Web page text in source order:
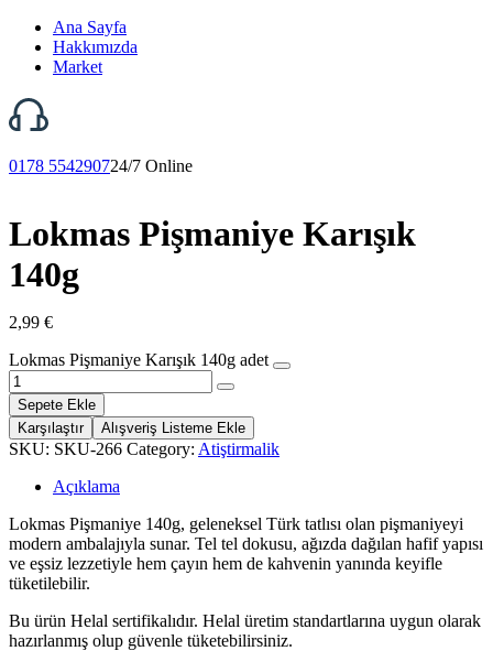
Ana Sayfa
Hakkımızda
Market
0178 554290724/7 Online
Lokmas Pişmaniye Karışık
140g
2,99 €
Lokmas Pişmaniye Karışık 140g adet
Sepete Ekle
Karşılaştır
Alışveriş Listeme Ekle
SKU: SKU-266 Category: Atiştirmalik
Açıklama
Lokmas Pişmaniye 140g, geleneksel Türk tatlısı olan pişmaniyeyi
modern ambalajıyla sunar. Tel tel dokusu, ağızda dağılan hafif yapısı
ve eşsiz lezzetiyle hem çayın hem de kahvenin yanında keyifle
tüketilebilir.
Bu ürün Helal sertifikalıdır. Helal üretim standartlarına uygun olarak
hazırlanmış olup güvenle tüketebilirsiniz.